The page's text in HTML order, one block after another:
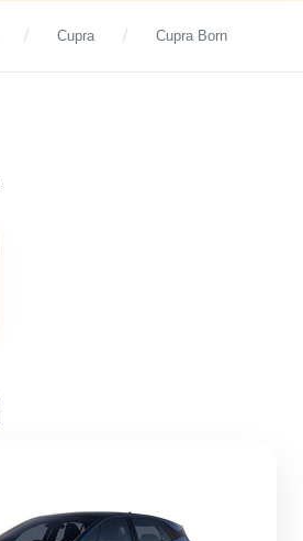
Cupra Cupra Born